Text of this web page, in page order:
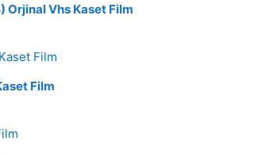
Orjinal Vhs Kaset Film
Film